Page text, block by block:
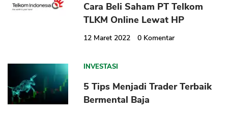
Cara Beli Saham PT Telkom
TLKM Online Lewat HP
12 Maret 2022 0 Komentar
INVESTASI
5 Tips Menjadi Trader Terbaik
Bermental Baja
OK
CANCEL